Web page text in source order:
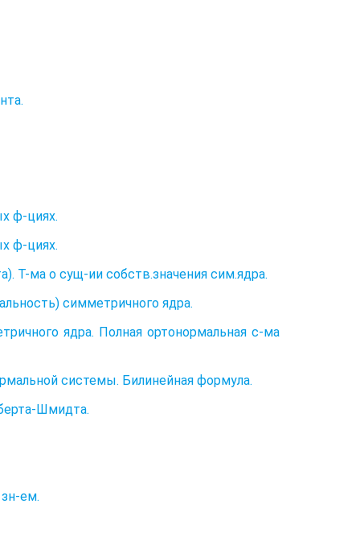
ф-циях.
ф-циях.
Т-ма о сущ-ии собств.значения сим.ядра.
симметричного ядра.
ядра. Полная ортонормальная с-ма
системы. Билинейная формула.
Шмидта.
ем.